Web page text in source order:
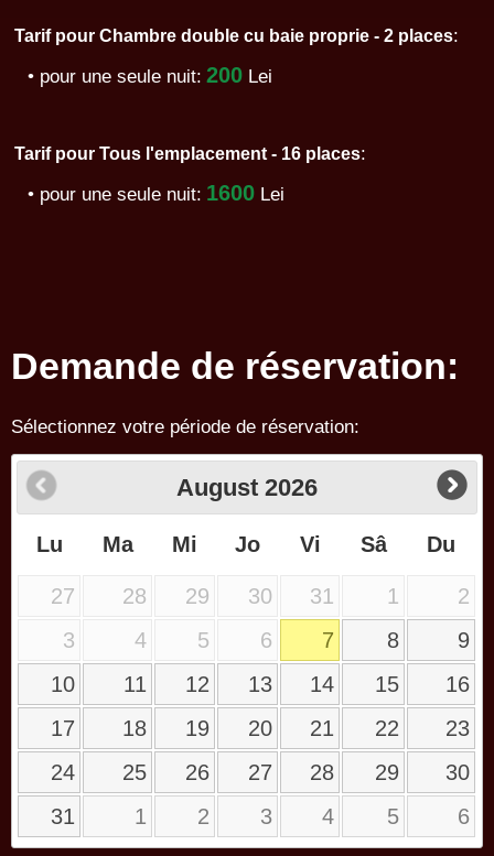
Tarif pour Chambre double cu baie proprie - 2 places:
• pour une seule nuit: 200 Lei
Tarif pour Tous l'emplacement - 16 places:
• pour une seule nuit: 1600 Lei
Demande de réservation:
Sélectionnez votre période de réservation:
August 2026
Lu Ma Mi Jo Vi Sâ Du
27 28 29 30 31 1
2
3
4 5 6 7 8
9
10
11 12 13 14 15
16
17
18 19 20 21 22
23
24
25 26 27 28 29
30
31
1 2 3 4 5 6